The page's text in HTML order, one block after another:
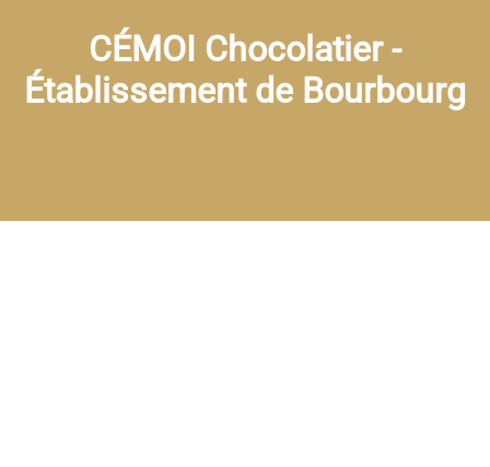
CÉMOI Chocolatier -
Établissement de Bourbourg